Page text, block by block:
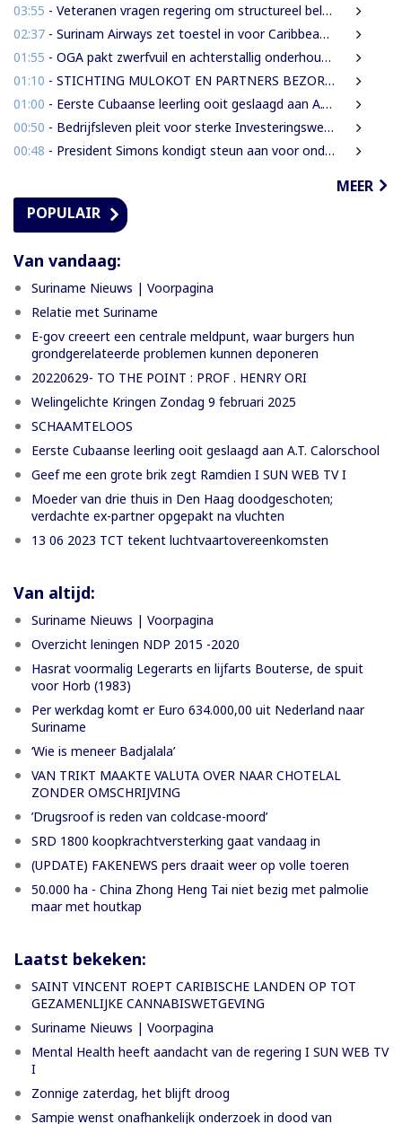
03:55 - Veteranen vragen regering om structureel beleid en meer ondersteuning
02:37 - Surinam Airways zet toestel in voor Caribbean Premier League crickettoernooi
01:55 - OGA pakt zwerfvuil en achterstallig onderhoud gezamenlijk aan
01:10 - STICHTING MULOKOT EN PARTNERS BEZORGD OVER VOORGENOMEN AFKONDIGING 5-KILOMETER-STRAALWET
01:00 - Eerste Cubaanse leerling ooit geslaagd aan A.T. Calorschool
00:50 - Bedrijfsleven pleit voor sterke Investeringswet en onafhankelijke SITA
00:48 - President Simons kondigt steun aan voor onderzoek naar cultureel erfgoed
MEER
POPULAIR
Van vandaag:
Suriname Nieuws | Voorpagina
Relatie met Suriname
E-gov creeert een centrale meldpunt, waar burgers hun
grondgerelateerde problemen kunnen deponeren
20220629- TO THE POINT : PROF . HENRY ORI
Welingelichte Kringen Zondag 9 februari 2025
SCHAAMTELOOS
Eerste Cubaanse leerling ooit geslaagd aan A.T. Calorschool
Geef me een grote brik zegt Ramdien I SUN WEB TV I
Moeder van drie thuis in Den Haag doodgeschoten;
verdachte ex-partner opgepakt na vluchten
13 06 2023 TCT tekent luchtvaartovereenkomsten
Van altijd:
Suriname Nieuws | Voorpagina
Overzicht leningen NDP 2015 -2020
Hasrat voormalig Legerarts en lijfarts Bouterse, de spuit
voor Horb (1983)
Per werkdag komt er Euro 634.000,00 uit Nederland naar
Suriname
‘Wie is meneer Badjalala’
VAN TRIKT MAAKTE VALUTA OVER NAAR CHOTELAL
ZONDER OMSCHRIJVING
’Drugsroof is reden van coldcase-moord’
SRD 1800 koopkrachtversterking gaat vandaag in
(UPDATE) FAKENEWS pers draait weer op volle toeren
50.000 ha - China Zhong Heng Tai niet bezig met palmolie
maar met houtkap
Laatst bekeken:
SAINT VINCENT ROEPT CARIBISCHE LANDEN OP TOT
GEZAMENLIJKE CANNABISWETGEVING
Suriname Nieuws | Voorpagina
Mental Health heeft aandacht van de regering I SUN WEB TV
I
Zonnige zaterdag, het blijft droog
Sampie wenst onafhankelijk onderzoek in dood van